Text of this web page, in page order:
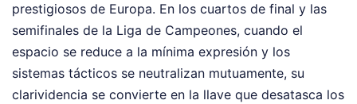
prestigiosos de Europa. En los cuartos de final y las
semifinales de la Liga de Campeones, cuando el
espacio se reduce a la mínima expresión y los
sistemas tácticos se neutralizan mutuamente, su
clarividencia se convierte en la llave que desatasca los